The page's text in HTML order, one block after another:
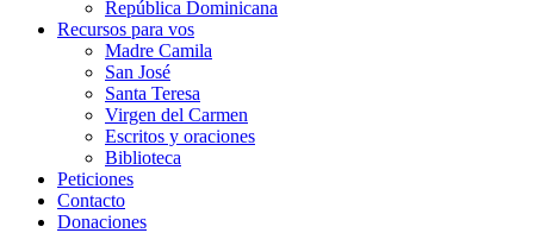
República Dominicana
Recursos para vos
Madre Camila
San José
Santa Teresa
Virgen del Carmen
Escritos y oraciones
Biblioteca
Peticiones
Contacto
Donaciones